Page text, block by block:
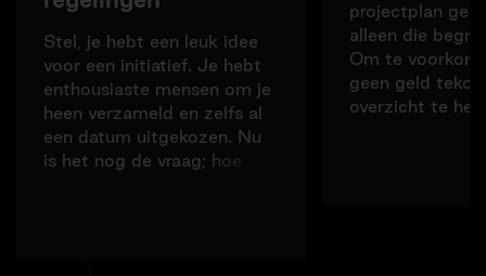
Stel, je hebt een leuk idee
voor een initiatief. Je hebt
enthousiaste mensen om je
heen verzameld en zelfs al
een datum uitgekozen. Nu
is het nog de vraag; hoe
projectplan
alleen die
Om te
geen geld
overzicht te